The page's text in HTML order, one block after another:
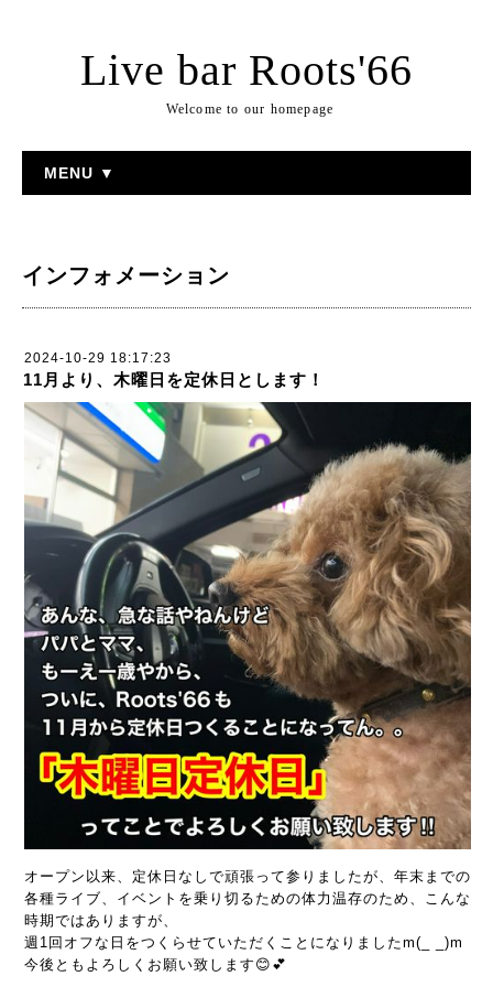
Live bar Roots'66
Welcome to our homepage
MENU ▼
インフォメーション
2024-10-29 18:17:23
11月より、木曜日を定休日とします！
オープン以来、定休日なしで頑張って参りましたが、年末までの
各種ライブ、イベントを乗り切るための体力温存のため、こんな
時期ではありますが、
週1回オフな日をつくらせていただくことになりましたm(_ _)m
今後ともよろしくお願い致します😊💕